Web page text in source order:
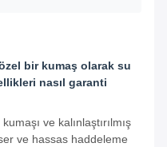
bir kumaş olarak su
nasıl garanti
ve kalınlaştırılmış
ve hassas haddeleme